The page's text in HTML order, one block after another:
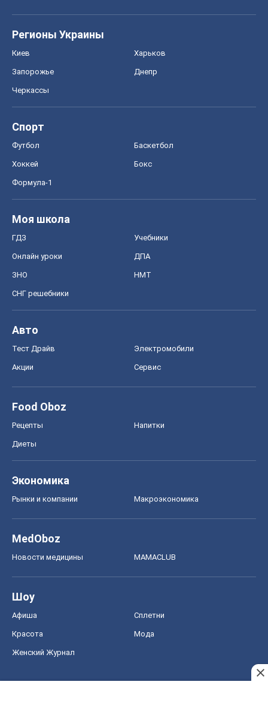
Регионы Украины
Киев Харьков
Запорожье Днепр
Черкассы
Спорт
Футбол Баскетбол
Хоккей Бокс
Формула-1
Моя школа
ГДЗ Учебники
Онлайн уроки ДПА
ЗНО НМТ
СНГ решебники
Авто
Тест Драйв Электромобили
Акции Сервис
Food Oboz
Рецепты Напитки
Диеты
Экономика
Рынки и компании Mакроэкономика
MedOboz
Новости медицины MAMACLUB
Шоу
Афиша Сплетни
Красота Мода
Женский Журнал